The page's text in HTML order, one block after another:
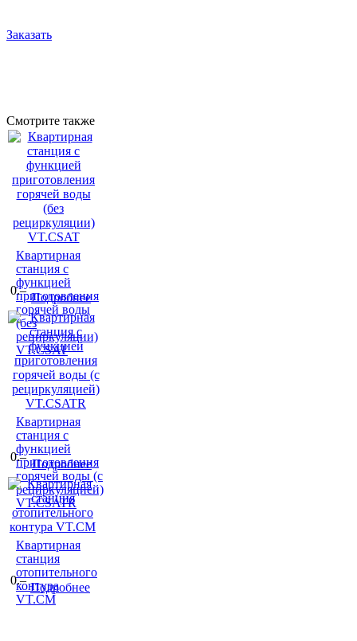
Заказать
Смотрите также
Квартирная
станция с
функцией
приготовления
горячей воды
(без
рециркуляции)
VT.CSAT
0.–
Подробнее
Квартирная
станция с
функцией
приготовления
горячей воды (с
рециркуляцией)
VT.CSATR
0.–
Подробнее
Квартирная
станция
отопительного
контура
VT.CM
0.–
Подробнее